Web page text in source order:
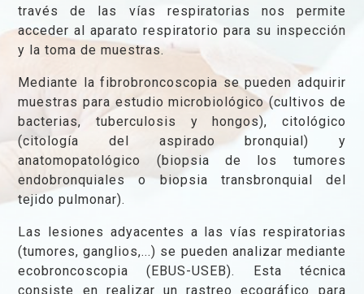
través de las vías respiratorias nos permite
acceder al aparato respiratorio para su inspección
y la toma de muestras.
Mediante la fibrobroncoscopia se pueden adquirir
muestras para estudio microbiológico (cultivos de
bacterias, tuberculosis y hongos), citológico
(citología del aspirado bronquial) y
anatomopatológico (biopsia de los tumores
endobronquiales o biopsia transbronquial del
tejido pulmonar).
Las lesiones adyacentes a las vías respiratorias
(tumores, ganglios,...) se pueden analizar mediante
ecobroncoscopia (EBUS-USEB). Esta técnica
consiste en realizar un rastreo ecográfico para